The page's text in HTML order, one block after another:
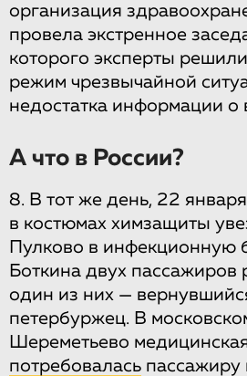
организация
провела экстренное
которого эксперты
режим чрезвычайной
недостатка информации о
А что в России?
8. В тот же день, 22
в костюмах химзащиты
Пулково в инфекционную
Боткина двух пассажиров
один из них —
петербуржец. В
Шереметьево
потребовалась пассажиру